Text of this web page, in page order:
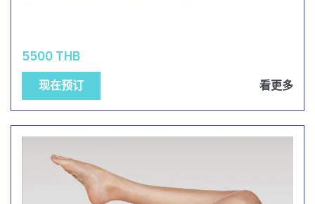
5500 THB
现在预订 看更多